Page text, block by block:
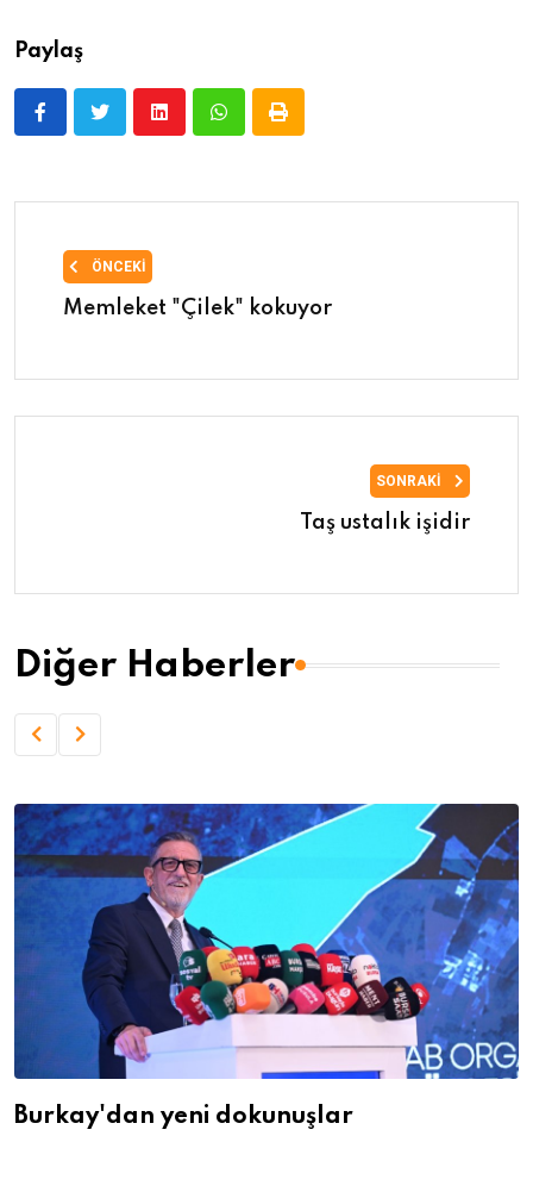
Paylaş
ÖNCEKI
Memleket "Çilek" kokuyor
SONRAKI
Taş ustalık işidir
Diğer Haberler
Burkay'dan yeni dokunuşlar